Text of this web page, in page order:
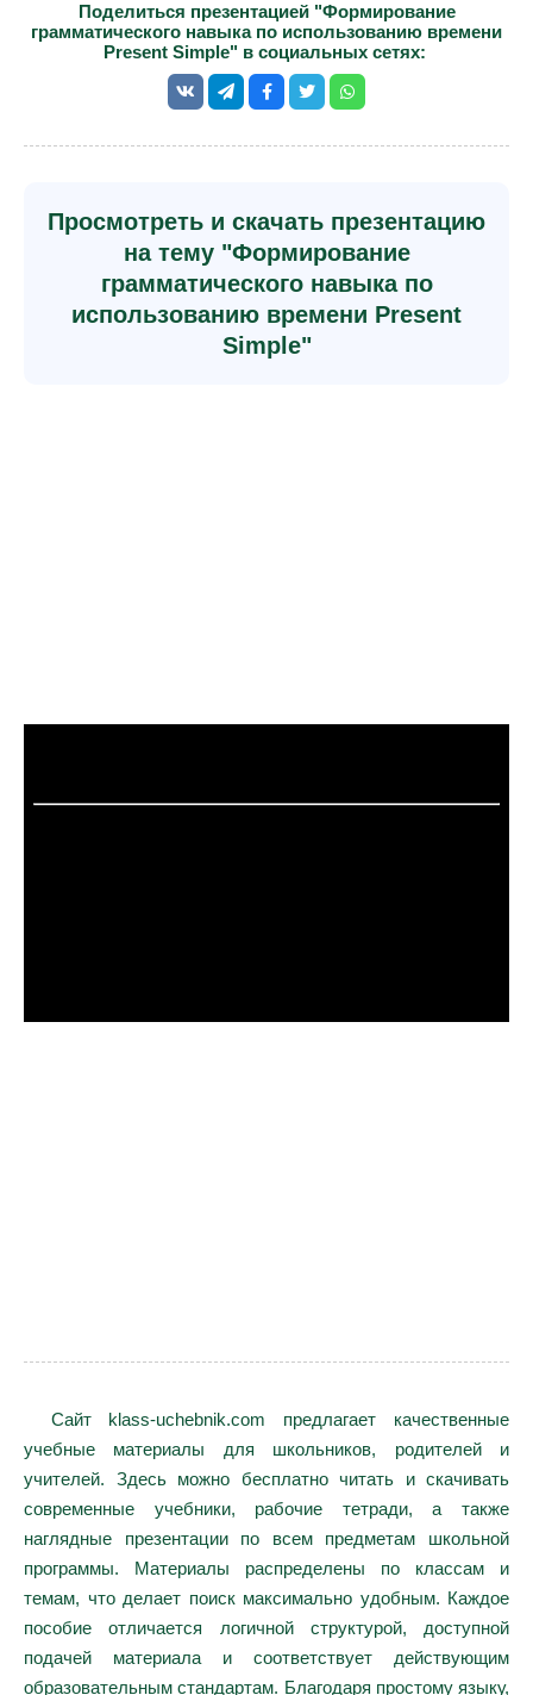
Поделиться презентацией "Формирование
грамматического навыка по использованию времени
Present Simple" в социальных сетях:
Просмотреть и скачать презентацию
на тему "Формирование
грамматического навыка по
использованию времени Present
Simple"
Сайт klass-uchebnik.com предлагает качественные
учебные материалы для школьников, родителей и
учителей. Здесь можно бесплатно читать и скачивать
современные учебники, рабочие тетради, а также
наглядные презентации по всем предметам школьной
программы. Материалы распределены по классам и
темам, что делает поиск максимально удобным. Каждое
пособие отличается логичной структурой, доступной
подачей материала и соответствует действующим
образовательным стандартам. Благодаря простому языку,